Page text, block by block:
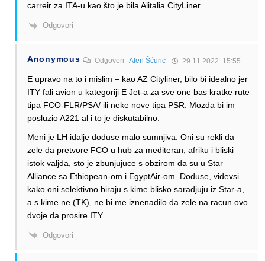
carreir za ITA-u kao što je bila Alitalia CityLiner.
Odgovori
Anonymous OdgovoriAlen Šćuric 29.11.2022. 15:55
E upravo na to i mislim – kao AZ Cityliner, bilo bi idealno jer
ITY fali avion u kategoriji E Jet-a za sve one bas kratke rute
tipa FCO-FLR/PSA/ ili neke nove tipa PSR. Mozda bi im
posluzio A221 al i to je diskutabilno.
Meni je LH idalje doduse malo sumnjiva. Oni su rekli da
zele da pretvore FCO u hub za mediteran, afriku i bliski
istok valjda, sto je zbunjujuce s obzirom da su u Star
Alliance sa Ethiopean-om i EgyptAir-om. Doduse, videvsi
kako oni selektivno biraju s kime blisko saradjuju iz Star-a,
a s kime ne (TK), ne bi me iznenadilo da zele na racun ovo
dvoje da prosire ITY
Odgovori